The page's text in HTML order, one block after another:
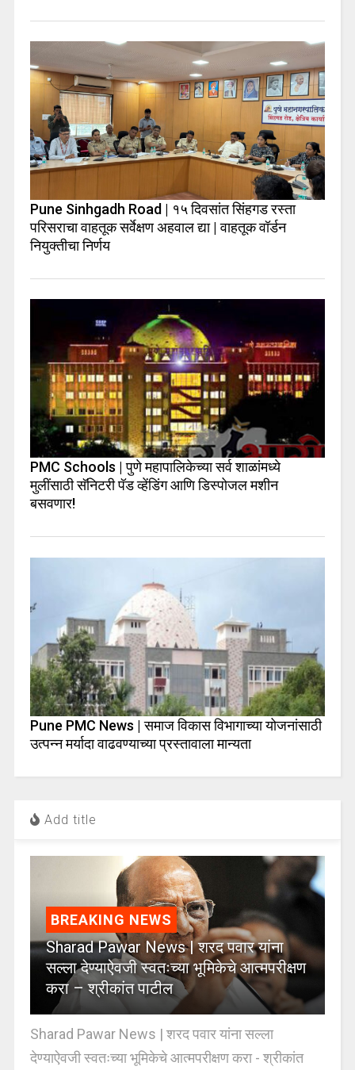
Pune Sinhgadh Road | १५ दिवसांत सिंहगड रस्ता
परिसराचा वाहतूक सर्वेक्षण अहवाल द्या | वाहतूक वॉर्डन
नियुक्तीचा निर्णय
PMC Schools | पुणे महापालिकेच्या सर्व शाळांमध्ये
मुलींसाठी सॅनिटरी पॅड व्हेंडिंग आणि डिस्पोजल मशीन
बसवणार!
Pune PMC News | समाज विकास विभागाच्या योजनांसाठी
उत्पन्न मर्यादा वाढवण्याच्या प्रस्तावाला मान्यता
Add title
BREAKING NEWS
Sharad Pawar News | शरद पवार यांना
सल्ला देण्याऐवजी स्वतःच्या भूमिकेचे आत्मपरीक्षण
करा – श्रीकांत पाटील
Sharad Pawar News | शरद पवार यांना सल्ला
देण्याऐवजी स्वतःच्या भूमिकेचे आत्मपरीक्षण करा - श्रीकांत